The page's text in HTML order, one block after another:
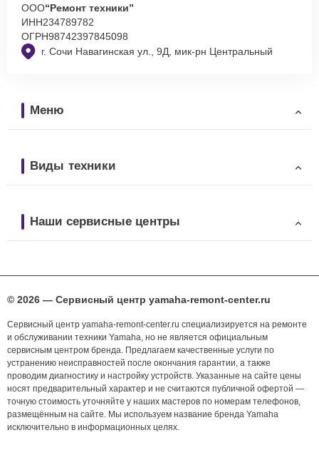
г. Сочи Навагинская ул., 9Д, мик-рн Центральный
ООО“Ремонт техники”
ИНН234789782
ОГРН98742397845098
Меню
Виды техники
Наши сервисные центры
© 2026 — Сервисный центр yamaha-remont-center.ru
Сервисный центр yamaha-remont-center.ru специализируется на ремонте
и обслуживании техники Yamaha, но не является официальным
сервисным центром бренда. Предлагаем качественные услуги по
устранению неисправностей после окончания гарантии, а также
проводим диагностику и настройку устройств. Указанные на сайте цены
носят предварительный характер и не считаются публичной офертой —
точную стоимость уточняйте у наших мастеров по номерам телефонов,
размещённым на сайте. Мы используем название бренда Yamaha
исключительно в информационных целях.